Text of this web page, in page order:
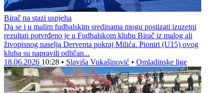
Birač na stazi uspjeha
Da se i u malim fudbalskim sredinama mogu postizati izuzetni
rezultati potvrđeno je u Fudbalskom klubu Birač iz malog ali
živopisnog naselja Derventa pokraj Milića. Pioniri (U15) ovog
kluba su napravili odličan...
18.06.2026 10:28 • Slaviša Vukašinović • Omladinske lige